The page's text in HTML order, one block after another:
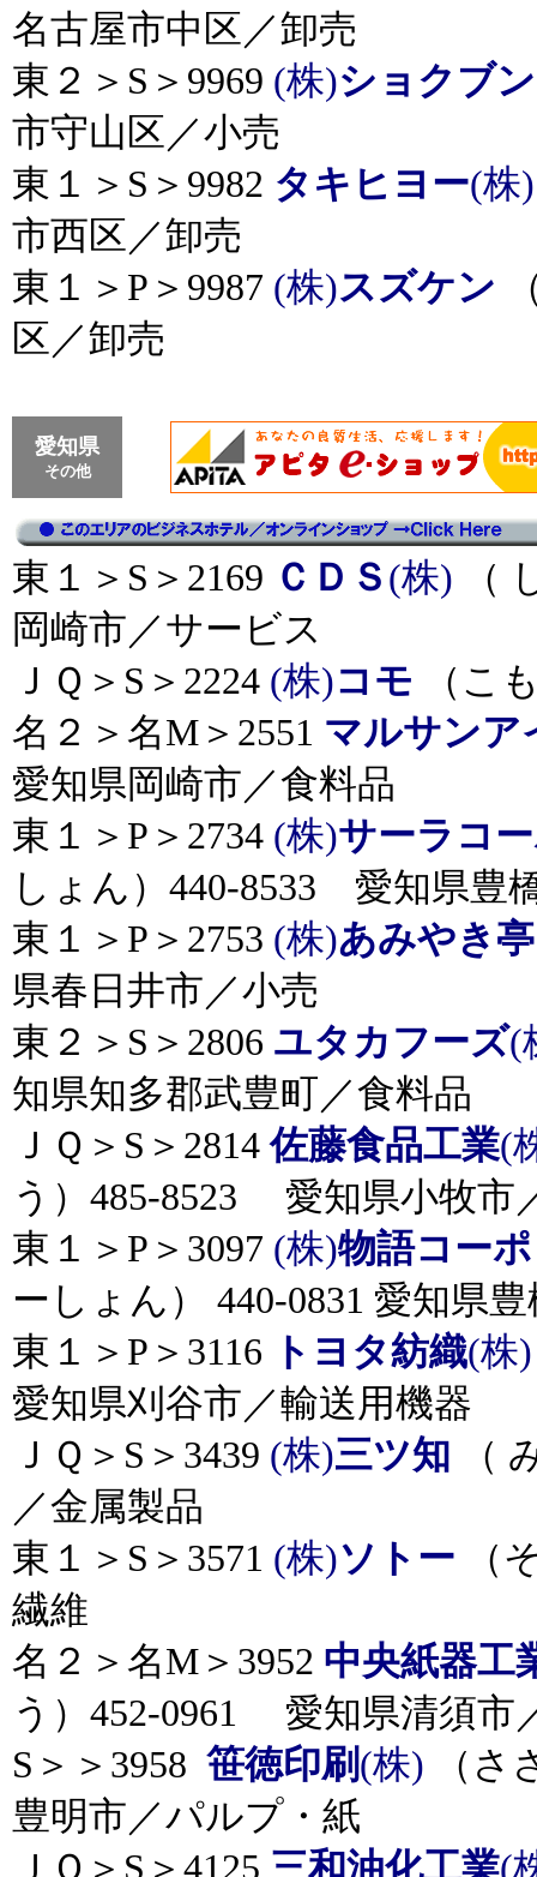
名古屋市中区／卸売
東２＞S＞9969 (株)ショクブン
市守山区／小売
東１＞S＞9982 タキヒヨー(株)
市西区／卸売
東１＞P＞9987 (株)スズケン
区／卸売
愛知県
その他
東１＞S＞2169 ＣＤＳ (株)
（
岡崎市／サービス
ＪＱ＞S＞2224 (株)コモ
（こ
名２＞名M＞2551 マルサンア
愛知県岡崎市／食料品
東１＞P＞2734 (株)サーラコ
しょん）440-8533 愛知県豊
東１＞P＞2753 (株)あみやき亭
県春日井市／小売
東２＞S＞2806 ユタカフーズ(
知県知多郡武豊町／食料品
ＪＱ＞S＞2814佐藤食品工業(
う）485-8523 愛知県小牧市
東１＞P＞3097 (株)物語コー
ーしょん） 440-0831 愛知県
東１＞P＞3116
トヨタ紡織(株)
愛知県刈谷市／輸送用機器
ＪＱ＞S＞3439 (株)三ツ知 （
／金属製品
東１＞S＞3571 (株)ソトー
（
繊維
名２＞名M＞3952 中央紙器工
う）452-0961 愛知県清須市
S＞＞3958 笹徳印刷 (株) （さ
豊明市／パルプ・紙
ＪＱ＞S＞4125 三和油化工業(